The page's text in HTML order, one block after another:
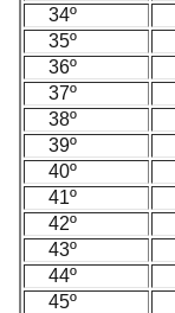
34º
35º
36º
37º
38º
39º
40º
41º
42º
43º
44º
45º